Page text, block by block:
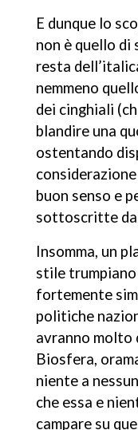
E dunque lo
non è quello di
resta
nemmeno
dei cinghiali
blandire una
ostentando
buon senso e
sottoscritte da
Insomma, un
stile
fortemente
politiche
avranno molto
Biosfera,
niente a
che essa e
campare su